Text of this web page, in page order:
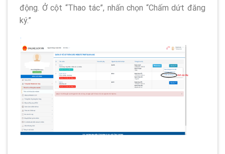
động. Ở cột “Thao tác”, nhấn chọn “Chấm dứt đăng
ký.”